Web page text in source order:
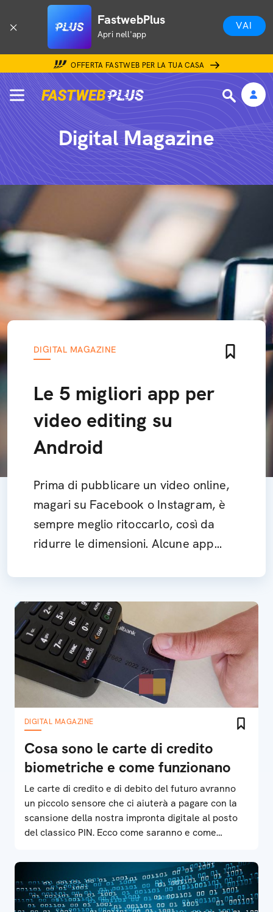
FastwebPlus
Apri nell'app
VAI
OFFERTA FASTWEB PER LA TUA CASA
Digital Magazine
DIGITAL MAGAZINE
Le 5 migliori app per
video editing su
Android
Prima di pubblicare un video online,
magari su Facebook o Instagram, è
sempre meglio ritoccarlo, così da
ridurre le dimensioni. Alcune app
DIGITAL MAGAZINE
Cosa sono le carte di credito
biometriche e come funzionano
Le carte di credito e di debito del futuro avranno
un piccolo sensore che ci aiuterà a pagare con la
scansione della nostra impronta digitale al posto
del classico PIN. Ecco come saranno e come